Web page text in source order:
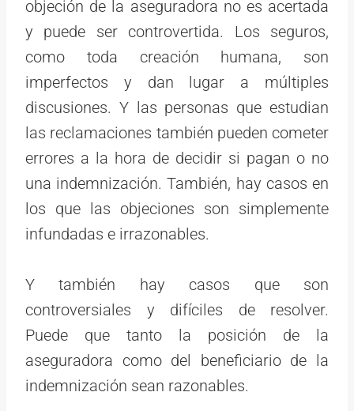
objeción de la aseguradora no es acertada
y puede ser controvertida. Los seguros,
como toda creación humana, son
imperfectos y dan lugar a múltiples
discusiones. Y las personas que estudian
las reclamaciones también pueden cometer
errores a la hora de decidir si pagan o no
una indemnización. También, hay casos en
los que las objeciones son simplemente
infundadas e irrazonables.
Y también hay casos que son
controversiales y difíciles de resolver.
Puede que tanto la posición de la
aseguradora como del beneficiario de la
indemnización sean razonables.